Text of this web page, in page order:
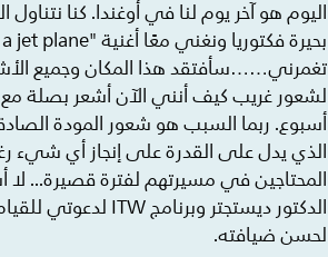
اليوم هو آخر يوم لنا في أوغندا. كنا
تغمرني……سأفتقد هذا المكان وجميع
لشعور غريب كيف أنني الآن أشعر بصلة مع
أسبوع. ربما السبب هو شعور المودة
الذي يدل على القدرة على إنجاز أي شيء
المحتاجين في مسيرتهم لفترة قصيرة... لا
لحسن ضيافته.